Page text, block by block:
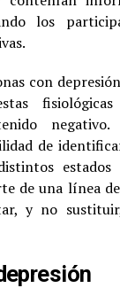
los
con
negativo.
de
de una línea
y no